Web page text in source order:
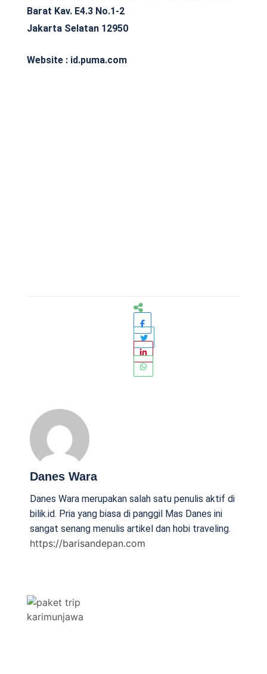
Barat Kav. E4.3 No.1-2
Jakarta Selatan 12950
Website : id.puma.com
Danes Wara
Danes Wara merupakan salah satu penulis aktif di
bilik.id. Pria yang biasa di panggil Mas Danes ini
sangat senang menulis artikel dan hobi traveling.
https://barisandepan.com